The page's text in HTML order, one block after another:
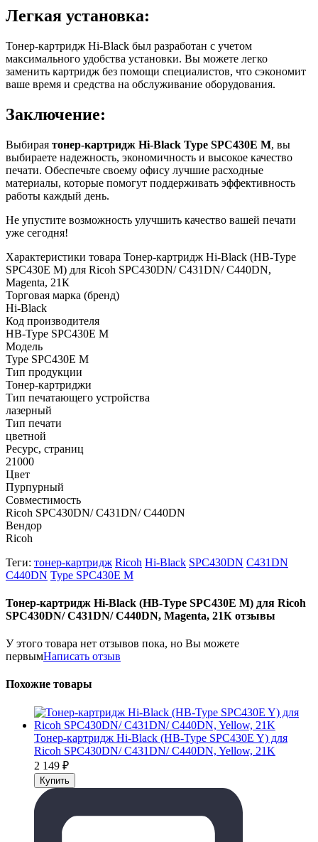
Легкая установка:
Тонер-картридж Hi-Black был разработан с учетом
максимального удобства установки. Вы можете легко
заменить картридж без помощи специалистов, что сэкономит
ваше время и средства на обслуживание оборудования.
Заключение:
Выбирая тонер-картридж Hi-Black Type SPC430E M, вы
выбираете надежность, экономичность и высокое качество
печати. Обеспечьте своему офису лучшие расходные
материалы, которые помогут поддерживать эффективность
работы каждый день.
Не упустите возможность улучшить качество вашей печати
уже сегодня!
Характеристики товара Тонер-картридж Hi-Black (HB-Type
SPC430E M) для Ricoh SPC430DN/ C431DN/ C440DN,
Magenta, 21К
Торговая марка (бренд)
Hi-Black
Код производителя
HB-Type SPC430E M
Модель
Type SPC430E M
Тип продукции
Тонер-картриджи
Тип печатающего устройства
лазерный
Тип печати
цветной
Ресурс, страниц
21000
Цвет
Пурпурный
Совместимость
Ricoh SPC430DN/ C431DN/ C440DN
Вендор
Ricoh
Теги: тонер-картридж Ricoh Hi-Black SPC430DN C431DN
C440DN Type SPC430E M
Тонер-картридж Hi-Black (HB-Type SPC430E M) для Ricoh
SPC430DN/ C431DN/ C440DN, Magenta, 21К отзывы
У этого товара нет отзывов пока, но Вы можете
первымНаписать отзыв
Похожие товары
Тонер-картридж Hi-Black (HB-Type SPC430E Y) для
Ricoh SPC430DN/ C431DN/ C440DN, Yellow, 21K
2 149 ₽